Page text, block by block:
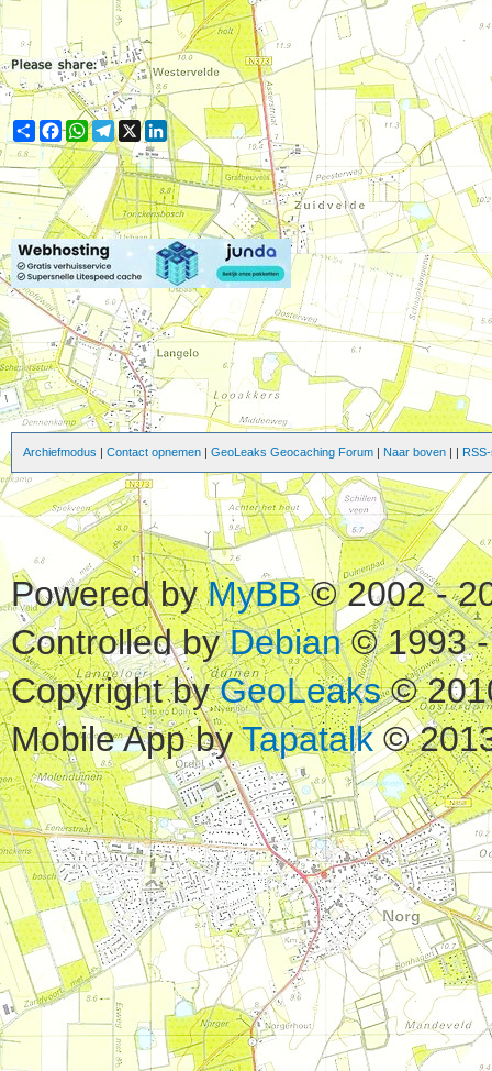
ShareFacebook
WhatsApp
Telegram
X LinkedIn
Archiefmodus Contact opnemen GeoLeaks Geocaching Forum Naar boven
Powered byMyBB© 2002 -
Controlled byDebian© 1993
Copyright byGeoLeaks©
Mobile App byTapatalk©